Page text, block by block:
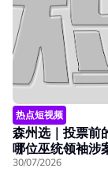
热点短视频
森州选｜投票前
哪位巫统领袖涉
30/07/2026